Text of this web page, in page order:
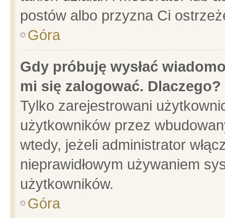
postów albo przyzna Ci
Góra
Gdy próbuję wysłać
mi się zalogować. Dlaczego?
Tylko zarejestrowani
użytkowników przez
wtedy, jeżeli administrator
nieprawidłowym używaniem
użytkowników.
Góra